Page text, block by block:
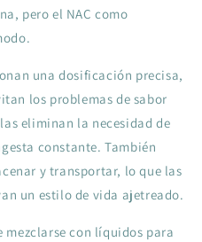
pero el NAC como
una dosificación precisa,
los problemas de sabor
eliminan la necesidad de
constante. También
y transportar, lo que las
un estilo de vida ajetreado.
mezclarse con líquidos para